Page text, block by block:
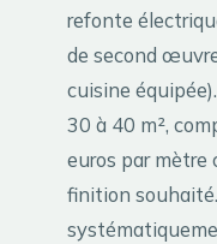
refonte
de second
cuisine
30 à 40 m²,
euros par mètre
finition